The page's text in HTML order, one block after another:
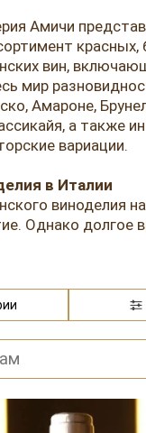
вина
вина
вина
вина
Амичи
красных,
вин,
мир
Амароне,
а также
вариации.
в Италии
виноделия
Однако долгое
не
рынке, а поэтому
был издан
Это
уровень
позиции